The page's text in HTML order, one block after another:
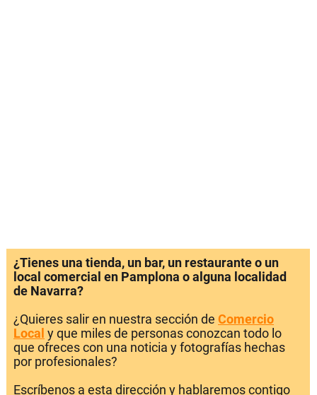
¿Tienes una tienda, un bar, un restaurante o un
local comercial en Pamplona o alguna localidad
de Navarra?
¿Quieres salir en nuestra sección de Comercio
Local y que miles de personas conozcan todo lo
que ofreces con una noticia y fotografías hechas
por profesionales?
Escríbenos a esta dirección y hablaremos contigo